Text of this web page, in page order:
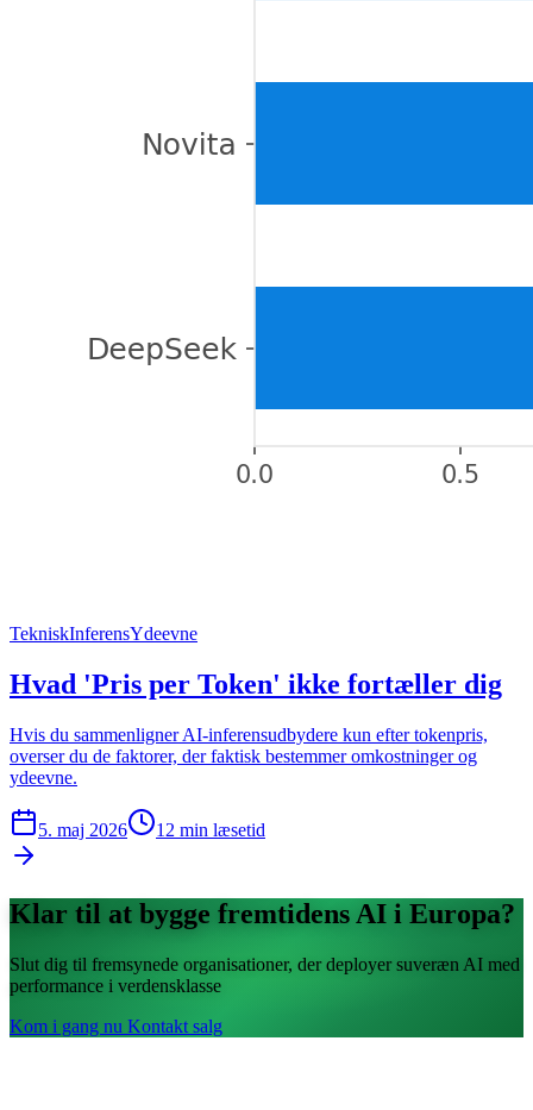
TekniskInferensYdeevne
Hvad 'Pris per Token' ikke fortæller dig
Hvis du sammenligner AI-inferensudbydere kun efter tokenpris,
overser du de faktorer, der faktisk bestemmer omkostninger og
ydeevne.
5. maj 2026 12 min læsetid
Klar til at bygge fremtidens AI i Europa?
Slut dig til fremsynede organisationer, der deployer suveræn AI med
performance i verdensklasse
Kom i gang nu Kontakt salg